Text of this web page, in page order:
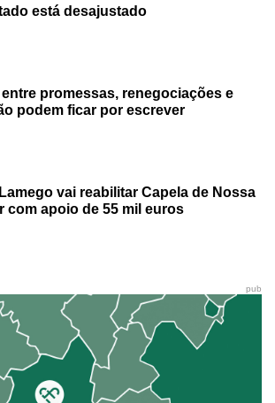
está desajustado
promessas, renegociações e
podem ficar por escrever
vai reabilitar Capela de Nossa
com apoio de 55 mil euros
pub